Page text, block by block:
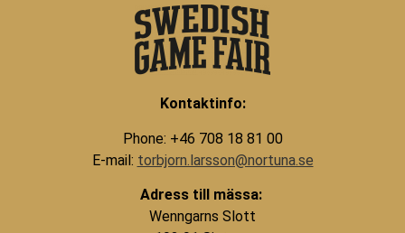
Kontaktinfo:
Phone: +46 708 18 81 00
E-mail: torbjorn.larsson@nortuna.se
Adress till mässa:
Wenngarns Slott